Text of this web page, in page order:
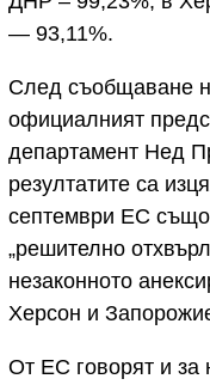
— 93,11%.
След съобщаване
официалният
департамент Нед
резултатите са
септември ЕС също
„решително
незаконното
Херсон и
От ЕС говорят и за